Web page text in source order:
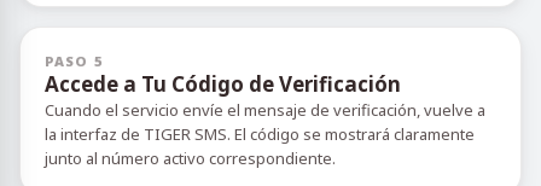
PASO 5
Accede a Tu Código de Verificación
Cuando el servicio envíe el mensaje de verificación, vuelve a
la interfaz de TIGER SMS. El código se mostrará claramente
junto al número activo correspondiente.